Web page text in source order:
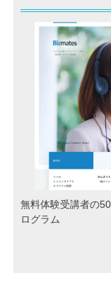
無料体験受講者の
ログラム